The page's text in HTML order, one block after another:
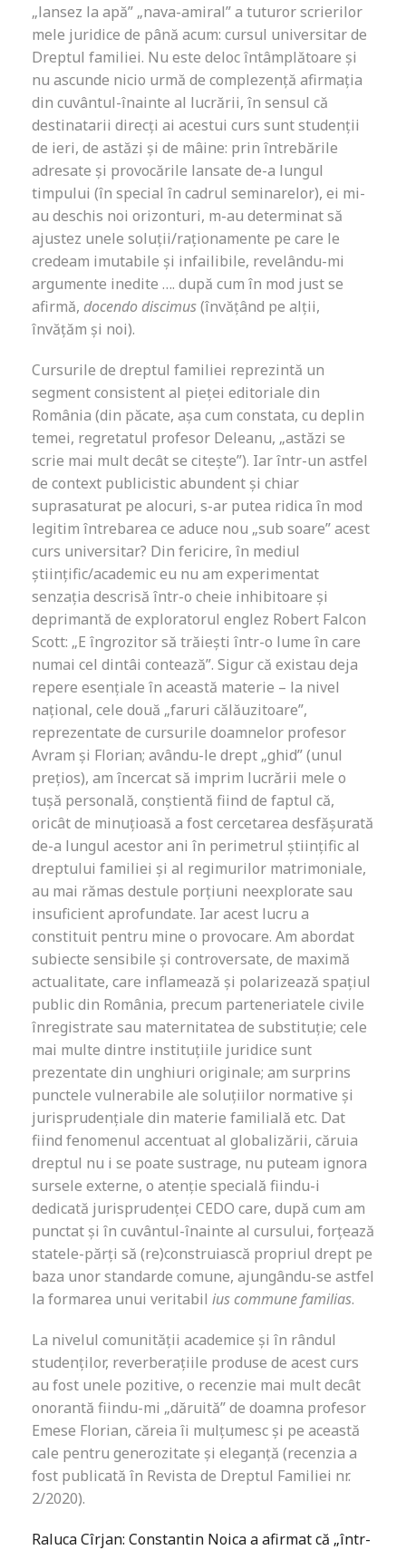
„lansez la apă” „nava-amiral” a tuturor scrierilor
mele juridice de până acum: cursul universitar de
Dreptul familiei. Nu este deloc întâmplătoare și
nu ascunde nicio urmă de complezență afirmația
din cuvântul-înainte al lucrării, în sensul că
destinatarii direcți ai acestui curs sunt studenții
de ieri, de astăzi și de mâine: prin întrebările
adresate și provocările lansate de-a lungul
timpului (în special în cadrul seminarelor), ei mi-
au deschis noi orizonturi, m-au determinat să
ajustez unele soluții/raționamente pe care le
credeam imutabile și infailibile, revelându-mi
argumente inedite …. după cum în mod just se
afirmă, docendo discimus(învățând pe alții,
învățăm și noi).
Cursurile de dreptul familiei reprezintă un
segment consistent al pieței editoriale din
România (din păcate, așa cum constata, cu deplin
temei, regretatul profesor Deleanu, „astăzi se
scrie mai mult decât se citește”). Iar într-un astfel
de context publicistic abundent și chiar
suprasaturat pe alocuri, s-ar putea ridica în mod
legitim întrebarea ce aduce nou „sub soare” acest
curs universitar? Din fericire, în mediul
științific/academic eu nu am experimentat
senzația descrisă într-o cheie inhibitoare și
deprimantă de exploratorul englez Robert Falcon
Scott: „E îngrozitor să trăiești într-o lume în care
numai cel dintâi contează”. Sigur că existau deja
repere esențiale în această materie – la nivel
național, cele două „faruri călăuzitoare”,
reprezentate de cursurile doamnelor profesor
Avram și Florian; avându-le drept „ghid” (unul
prețios), am încercat să imprim lucrării mele o
tușă personală, conștientă fiind de faptul că,
oricât de minuțioasă a fost cercetarea desfășurată
de-a lungul acestor ani în perimetrul științific al
dreptului familiei și al regimurilor matrimoniale,
au mai rămas destule porțiuni neexplorate sau
insuficient aprofundate. Iar acest lucru a
constituit pentru mine o provocare. Am abordat
subiecte sensibile și controversate, de maximă
actualitate, care inflamează și polarizează spațiul
public din România, precum parteneriatele civile
înregistrate sau maternitatea de substituție; cele
mai multe dintre instituțiile juridice sunt
prezentate din unghiuri originale; am surprins
punctele vulnerabile ale soluțiilor normative și
jurisprudențiale din materie familială etc. Dat
fiind fenomenul accentuat al globalizării, căruia
dreptul nu i se poate sustrage, nu puteam ignora
sursele externe, o atenție specială fiindu-i
dedicată jurisprudenței CEDO care, după cum am
punctat și în cuvântul-înainte al cursului, forțează
statele-părți să (re)construiască propriul drept pe
baza unor standarde comune, ajungându-se astfel
la formarea unui veritabil ius commune familias.
La nivelul comunității academice și în rândul
studenților, reverberațiile produse de acest curs
au fost unele pozitive, o recenzie mai mult decât
onorantă fiindu-mi „dăruită” de doamna profesor
Emese Florian, căreia îi mulțumesc și pe această
cale pentru generozitate și eleganță (recenzia a
fost publicată în Revista de Dreptul Familiei nr.
2/2020).
Raluca Cîrjan: Constantin Noica a afirmat că „într-